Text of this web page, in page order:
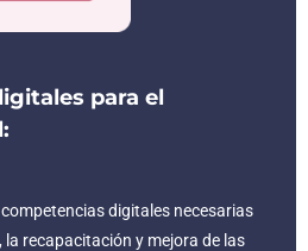
para el
digitales necesarias
recapacitación y mejora de las